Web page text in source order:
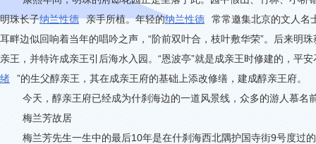
明珠长子纳兰性德 亲手所植。年轻的纳兰性德
常常邀集北京的文人名
耳畔边似回响着当年的唱吟之声，“阶前双叶合，枝叶敷华荣”。后来明
亲王，并特许成亲王引后海水入园。“恩波亭”就是成亲王时修建的，平
绪
”的生父醇亲王，其在成亲王府的基础上添改修缮，建成醇亲王府。
今天，醇亲王府已经成为什刹海边的一道风景线，众多的游人慕
梅兰芳故居
梅兰芳先生一生中的最后10年是在什刹海西北隅护国寺街9号度过